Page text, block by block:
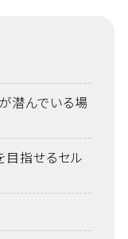
潜んでいる場
目指せるセル